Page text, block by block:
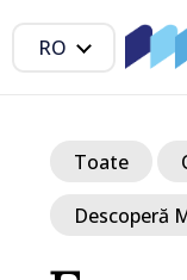
RO
Toate
Descoperă